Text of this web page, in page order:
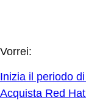
Vorrei:
Inizia il periodo
Acquista Red